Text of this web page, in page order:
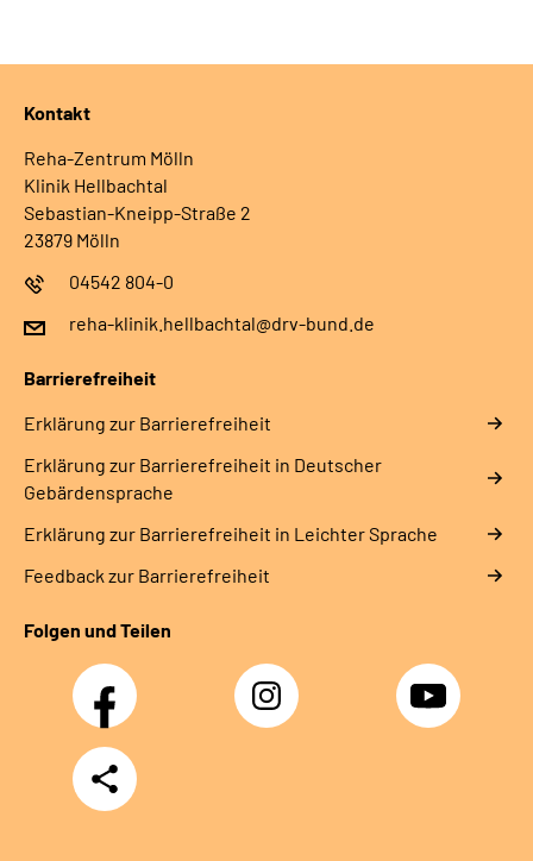
Kontakt
Reha-Zentrum Mölln
Klinik Hellbachtal
Sebastian-Kneipp-Straße 2
23879 Mölln
04542 804-0
reha-klinik.hellbachtal@drv-bund.de
Barrierefreiheit
Erklärung zur Barrierefreiheit
Erklärung zur Barrierefreiheit in Deutscher
Gebärdensprache
Erklärung zur Barrierefreiheit in Leichter Sprache
Feedback zur Barrierefreiheit
Folgen und Teilen
Facebook Instagram YouTube
Teilen